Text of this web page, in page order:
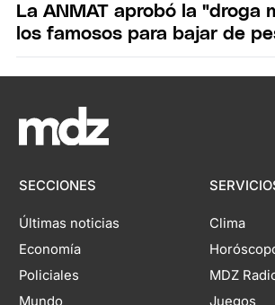
La ANMAT aprobó la "droga
los famosos para bajar de
SECCIONES
Últimas noticias
Economía
Policiales
Mundo
Clima
MDZ
Juegos